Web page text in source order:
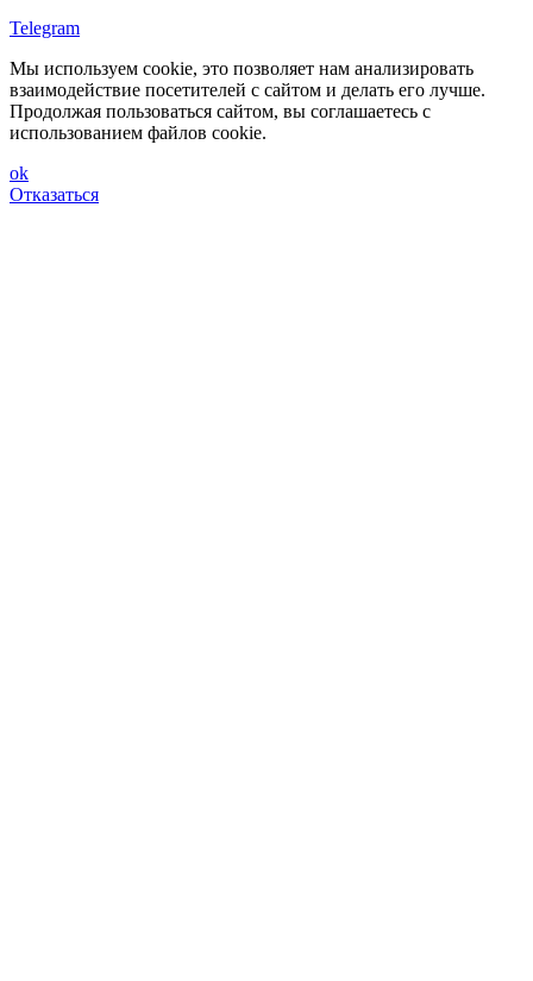
Telegram
Мы используем cookie, это позволяет нам анализировать
взаимодействие посетителей с сайтом и делать его лучше.
Продолжая пользоваться сайтом, вы соглашаетесь с
использованием файлов cookie.
ok
Отказаться